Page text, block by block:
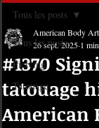
Tous les posts
Piercing
Tatouage
Tous les posts
#1370
tatouage
American
American Body Art
26 sept. 2025 1